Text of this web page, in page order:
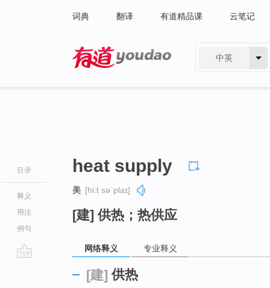
词典 翻译 有道精品课 云笔记
中英
目录
释义
用法
例句
heat supply
美 [hiːt səˈplaɪ]
[建] 供热；热供应
网络释义 专业释义
[建] 供热